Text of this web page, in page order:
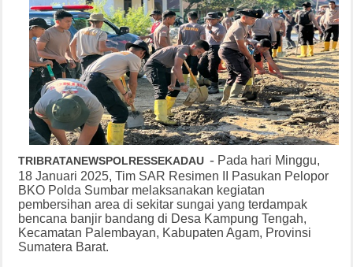
TRIBRATANEWSPOLRESSEKADAU - Pada hari Minggu,
18 Januari 2025, Tim SAR Resimen II Pasukan Pelopor
BKO Polda Sumbar melaksanakan kegiatan
pembersihan area di sekitar sungai yang terdampak
bencana banjir bandang di Desa Kampung Tengah,
Kecamatan Palembayan, Kabupaten Agam, Provinsi
Sumatera Barat.